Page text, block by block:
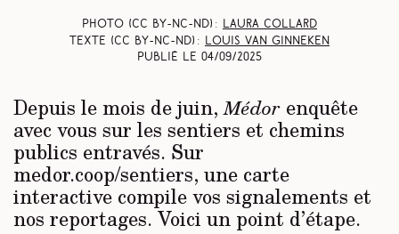
Photo (CC BY-NC-ND) :
Laura Collard
Texte (CC BY-NC-ND) :
Louis Van Ginneken
Publié le 04/09/2025
Depuis le mois de juin,Médor enquête
avec vous sur les sentiers et chemins
publics entravés. Sur
medor.coop/sentiers, une carte
interactive compile vos signalements et
nos reportages. Voici un point d’étape.